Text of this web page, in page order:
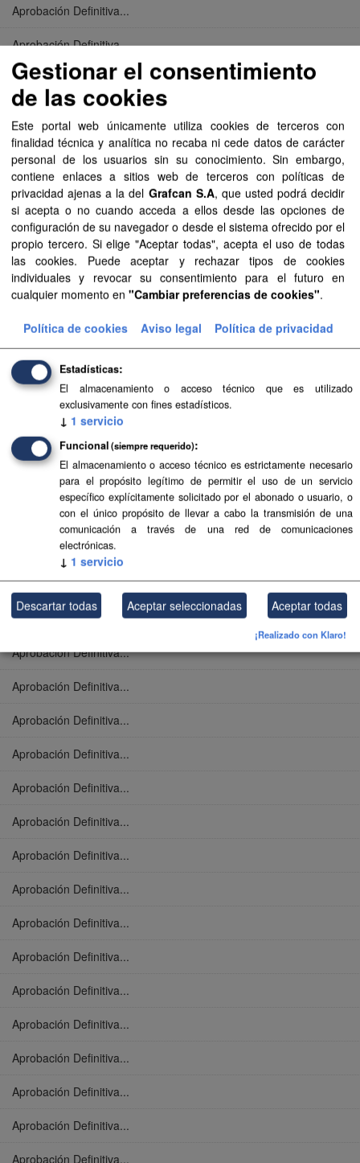
Aprobación Definitiva...
Aprobación Definitiva...
Aprobación Definitiva...
Aprobación Definitiva...
Aprobación Definitiva...
Aprobación Definitiva...
Aprobación Definitiva...
Aprobación Definitiva...
Aprobación Definitiva...
Aprobación Definitiva...
Aprobación Definitiva...
Aprobación Definitiva...
Aprobación Definitiva...
Aprobación Definitiva...
Aprobación Definitiva...
Aprobación Definitiva...
Aprobación Definitiva...
Aprobación Definitiva...
Aprobación Definitiva...
Aprobación Definitiva...
Aprobación Definitiva...
Aprobación Definitiva...
Aprobación Definitiva...
Aprobación Definitiva...
Aprobación Definitiva...
Aprobación Definitiva...
Aprobación Definitiva...
Aprobación Definitiva...
Aprobación Definitiva...
Aprobación Definitiva...
Aprobación Definitiva...
Aprobación Definitiva...
Aprobación Definitiva...
Gestionar el consentimiento
de las cookies
Este portal web únicamente utiliza cookies de terceros con
finalidad técnica y analítica no recaba ni cede datos de carácter
personal de los usuarios sin su conocimiento. Sin embargo,
contiene enlaces a sitios web de terceros con políticas de
privacidad ajenas a la del Grafcan S.A, que usted podrá decidir
si acepta o no cuando acceda a ellos desde las opciones de
configuración de su navegador o desde el sistema ofrecido por el
propio tercero. Si elige "Aceptar todas", acepta el uso de todas
las cookies. Puede aceptar y rechazar tipos de cookies
individuales y revocar su consentimiento para el futuro en
cualquier momento en "Cambiar preferencias de cookies".
Política de cookies Aviso legal Política de privacidad
Estadísticas
El almacenamiento o acceso técnico que es utilizado
exclusivamente con fines estadísticos.
↓ 1 servicio
Funcional (siempre requerido)
El almacenamiento o acceso técnico es estrictamente necesario
para el propósito legítimo de permitir el uso de un servicio
específico explícitamente solicitado por el abonado o usuario, o
con el único propósito de llevar a cabo la transmisión de una
comunicación a través de una red de comunicaciones
electrónicas.
↓ 1 servicio
Descartar todas Aceptar seleccionadas Aceptar todas
¡Realizado con Klaro!